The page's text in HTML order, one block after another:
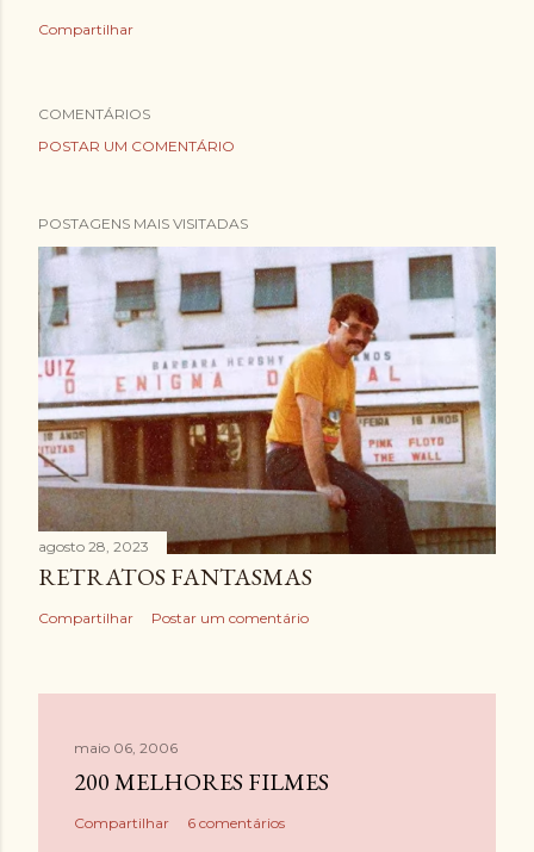
Compartilhar
COMENTÁRIOS
POSTAR UM COMENTÁRIO
POSTAGENS MAIS VISITADAS
agosto 28, 2023
RETRATOS FANTASMAS
Compartilhar Postar um comentário
maio 06, 2006
200 MELHORES FILMES
Compartilhar 6 comentários